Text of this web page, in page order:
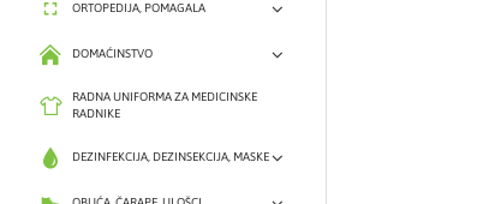
ORTOPEDIJA, POMAGALA
DOMAĆINSTVO
RADNA UNIFORMA ZA MEDICINSKE
RADNIKE
DEZINFEKCIJA, DEZINSEKCIJA, MASKE